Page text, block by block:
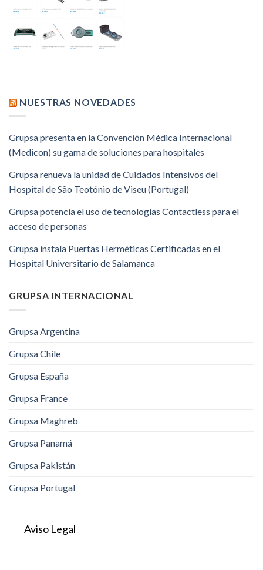
NUESTRAS NOVEDADES
Grupsa presenta en la Convención Médica Internacional
(Medicon) su gama de soluciones para hospitales
Grupsa renueva la unidad de Cuidados Intensivos del
Hospital de São Teotónio de Viseu (Portugal)
Grupsa potencia el uso de tecnologías Contactless para el
acceso de personas
Grupsa instala Puertas Herméticas Certificadas en el
Hospital Universitario de Salamanca
GRUPSA INTERNACIONAL
Grupsa Argentina
Grupsa Chile
Grupsa España
Grupsa France
Grupsa Maghreb
Grupsa Panamá
Grupsa Pakistán
Grupsa Portugal
Aviso Legal